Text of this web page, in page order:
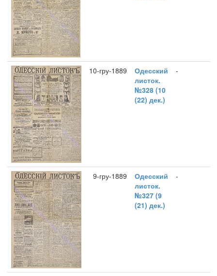
10-гру-1889
Одесский
листок.
№328 (10
(22) дек.)
-
9-гру-1889
Одесский
листок.
№327 (9
(21) дек.)
-